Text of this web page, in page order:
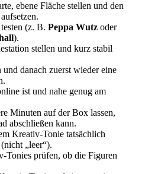
ebene Fläche stellen und den
(z. B. Peppa Wutz oder
).
stellen und kurz stabil
und danach zuerst wieder eine
ist und nahe genug am
Minuten auf der Box lassen,
abschließen kann.
Kreativ-Tonie tatsächlich
„leer“).
Tonies prüfen, ob die Figuren